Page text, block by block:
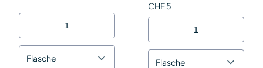
Flasche
CHF 5
Flasche